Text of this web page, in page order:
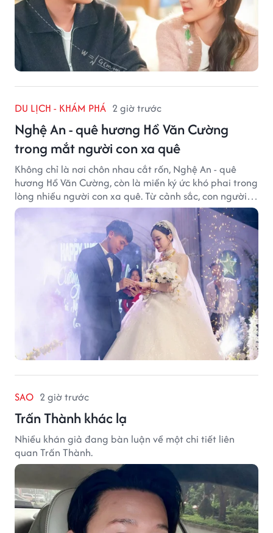
DU LỊCH - KHÁM PHÁ 2 giờ trước
Nghệ An - quê hương Hồ Văn Cường
trong mắt người con xa quê
Không chỉ là nơi chôn nhau cắt rốn, Nghệ An - quê
hương Hồ Văn Cường, còn là miền ký ức khó phai trong
lòng nhiều người con xa quê. Từ cảnh sắc, con người
đến hương vị quê nhà, tất cả đều trở thành những
điều khiến họ luôn mong ngày trở về.
SAO 2 giờ trước
Trấn Thành khác lạ
Nhiều khán giả đang bàn luận về một chi tiết liên
quan Trấn Thành.